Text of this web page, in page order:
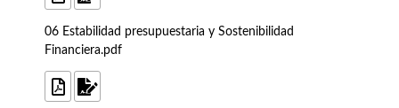
06 Estabilidad presupuestaria y Sostenibilidad
Financiera.pdf